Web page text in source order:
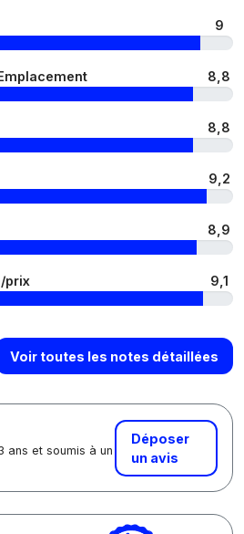
9
8,8
8,8
9,2
8,9
prix 9,1
Voir toutes les notes détaillées
ans et soumis à un
Déposer
un avis